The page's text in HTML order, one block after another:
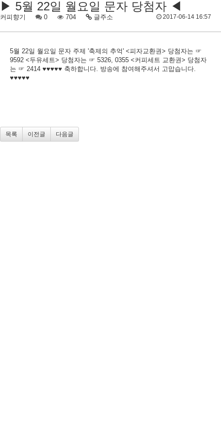
▶ 5월 22일 월요일 문자 당첨자 ◀
커피향기 0 704 글주소 2017-06-14 16:57
5월 22일 월요일 문자 주제 '축제의 추억' <피자교환권> 당첨자는 ☞
9592 <두유세트> 당첨자는 ☞ 5326, 0355 <커피세트 교환권> 당첨자
는 ☞ 2414 ♥♥♥♥♥ 축하합니다. 방송에 참여해주셔서 고맙습니다.
♥♥♥♥♥
목록 이전글 다음글